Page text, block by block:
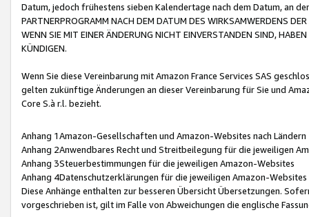
Datum, jedoch frühestens sieben Kalendertage nach dem Datum, an
PARTNERPROGRAMM NACH DEM DATUM DES WIRKSAMWERDENS
WENN SIE MIT EINER ÄNDERUNG NICHT EINVERSTANDEN SIND,
KÜNDIGEN.
Wenn Sie diese Vereinbarung mit Amazon France Services SAS
gelten zukünftige Änderungen an dieser Vereinbarung für Sie und
Core S.à r.l. bezieht.
Anhang 1Amazon-Gesellschaften und Amazon-Websites nach Ländern
Anhang 2Anwendbares Recht und Streitbeilegung für die jeweiligen
Anhang 3Steuerbestimmungen für die jeweiligen Amazon-Websites
Anhang 4Datenschutzerklärungen für die jeweiligen Amazon-Websites
Diese Anhänge enthalten zur besseren Übersicht Übersetzungen.
vorgeschrieben ist, gilt im Falle von Abweichungen die englische